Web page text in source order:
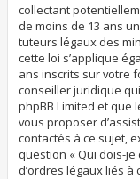
collectant
de moins de 13 ans
tuteurs légaux des
cette loi s’applique
ans inscrits sur votre
conseiller juridique
phpBB Limited et que
vous proposer
contactés à ce sujet,
question « Qui dois-je
d’ordres légaux liés à